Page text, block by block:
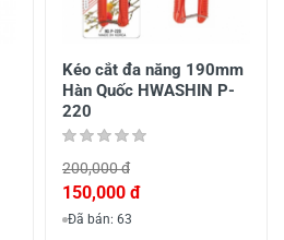
Kéo cắt đa năng 190mm
Hàn Quốc HWASHIN P-
220
200,000 đ
150,000 đ
Đã bán: 63